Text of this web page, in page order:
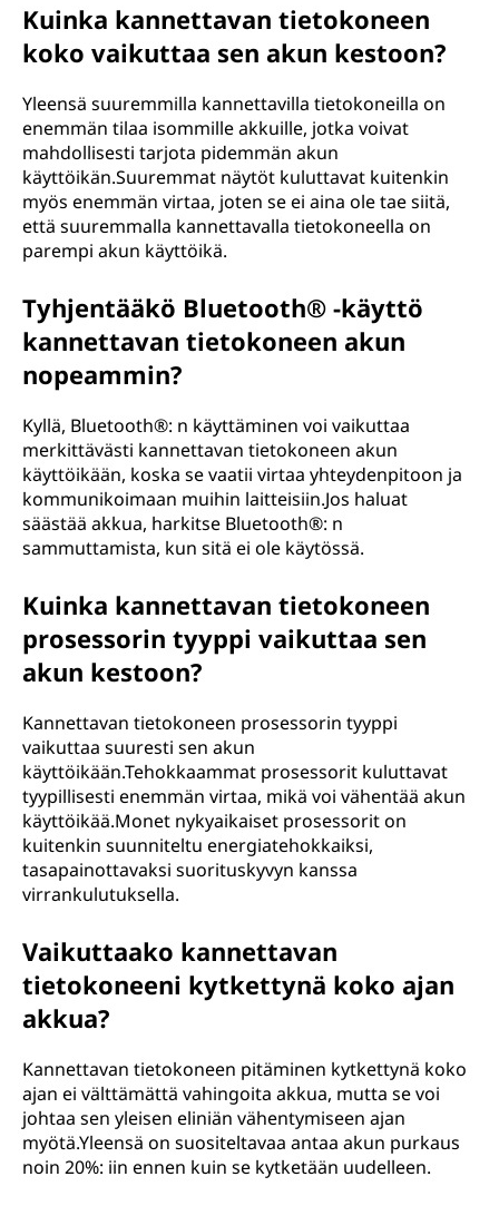
Kuinka kannettavan tietokoneen
koko vaikuttaa sen akun kestoon?
Yleensä suuremmilla kannettavilla tietokoneilla on
enemmän tilaa isommille akkuille, jotka voivat
mahdollisesti tarjota pidemmän akun
käyttöikän.Suuremmat näytöt kuluttavat kuitenkin
myös enemmän virtaa, joten se ei aina ole tae siitä,
että suuremmalla kannettavalla tietokoneella on
parempi akun käyttöikä.
Tyhjentääkö Bluetooth® -käyttö
kannettavan tietokoneen akun
nopeammin?
Kyllä, Bluetooth®: n käyttäminen voi vaikuttaa
merkittävästi kannettavan tietokoneen akun
käyttöikään, koska se vaatii virtaa yhteydenpitoon ja
kommunikoimaan muihin laitteisiin.Jos haluat
säästää akkua, harkitse Bluetooth®: n
sammuttamista, kun sitä ei ole käytössä.
Kuinka kannettavan tietokoneen
prosessorin tyyppi vaikuttaa sen
akun kestoon?
Kannettavan tietokoneen prosessorin tyyppi
vaikuttaa suuresti sen akun
käyttöikään.Tehokkaammat prosessorit kuluttavat
tyypillisesti enemmän virtaa, mikä voi vähentää akun
käyttöikää.Monet nykyaikaiset prosessorit on
kuitenkin suunniteltu energiatehokkaiksi,
tasapainottavaksi suorituskyvyn kanssa
virrankulutuksella.
Vaikuttaako kannettavan
tietokoneeni kytkettynä koko ajan
akkua?
Kannettavan tietokoneen pitäminen kytkettynä koko
ajan ei välttämättä vahingoita akkua, mutta se voi
johtaa sen yleisen eliniän vähentymiseen ajan
myötä.Yleensä on suositeltavaa antaa akun purkaus
noin 20%: iin ennen kuin se kytketään uudelleen.